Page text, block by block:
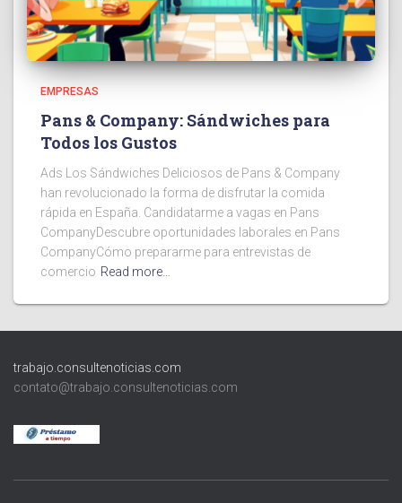
EMPRESAS
Pans & Company: Sándwiches para
Todos los Gustos
Ads Los Sándwiches Deliciosos de Pans & Company
han revolucionado la forma de disfrutar la comida
rápida en España. Candidatarme a vagas en Pans
CompanyDescubre oportunidades laborales en Pans
CompanyCómo prepararme para entrevistas de
comercio Read more…
trabajo.consultenoticias.com
contato@trabajo.consultenoticias.com